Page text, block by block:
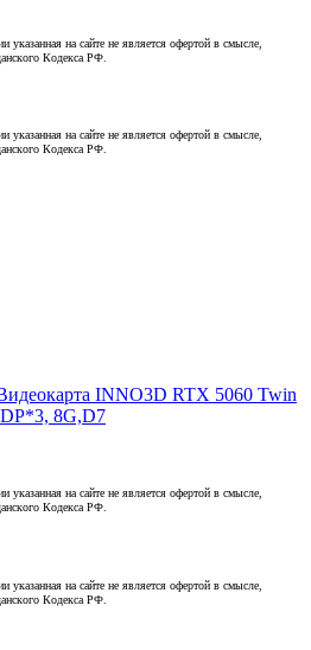
на сайте не является офертой в смысле,
Кодекса РФ.
указанная на сайте не является офертой в смысле,
Кодекса РФ.
INNO3D RTX 5060 Twin
8G,D7
на сайте не является офертой в смысле,
Кодекса РФ.
на сайте не является офертой в смысле,
Кодекса РФ.